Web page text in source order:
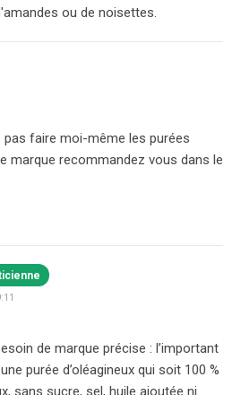
ou de noisettes.
pas faire moi-même les purées
marque recommandez vous dans le
de marque précise : l’important
purée d’oléagineux qui soit 100 %
sans sucre, sel, huile ajoutée ni